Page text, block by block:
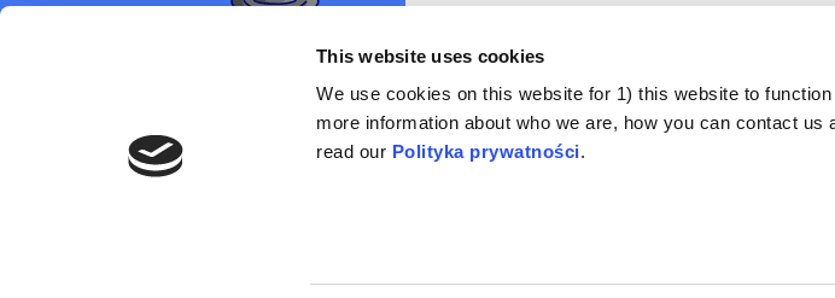
This website uses cookies
We use cookies on this website for 1) this website to
more information about who we are, how you can contact
read our Polityka prywatności.
Źródła akademickie:
Wstęp do tematu ufania nauce.
O związku między teoriami